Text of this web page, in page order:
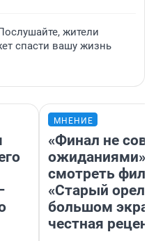
жители
спасти вашу жизнь
МНЕНИЕ
«Финал не
ожиданиями»:
смотреть
«Старый орел»
большом
честная